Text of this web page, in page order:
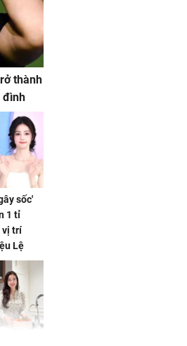
thành
đình
sốc'
1 tỉ
vị trí
Lệ